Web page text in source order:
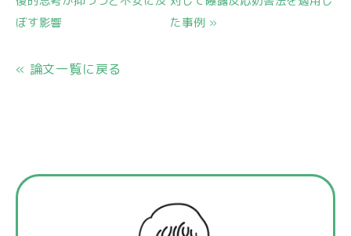
ぼす影響
た事例 »
« 論文一覧に戻る